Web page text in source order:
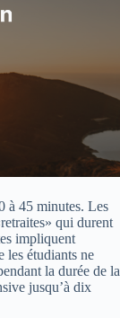
à 45 minutes. Les
qui durent
impliquent
les étudiants ne
la durée de la
jusqu’à dix